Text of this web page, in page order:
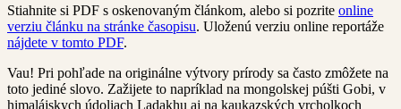
Stiahnite si PDF s oskenovaným článkom, alebo si pozrite online
verziu článku na stránke časopisu. Uloženú verziu online reportáže
nájdete v tomto PDF.
Vau! Pri pohľade na originálne výtvory prírody sa často zmôžete na
toto jediné slovo. Zažijete to napríklad na mongolskej púšti Gobi, v
himalájskych údoliach Ladakhu aj na kaukazských vrcholkoch